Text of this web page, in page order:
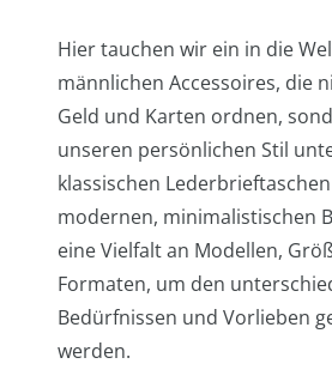
Hier tauchen wir ein in die
männlichen Accessoires, die
Geld und Karten ordnen,
unseren persönlichen Stil
klassischen
modernen, minimalistischen
eine Vielfalt an Modellen,
Formaten, um den
Bedürfnissen und Vorlieben
werden.